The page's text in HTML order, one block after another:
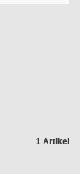
1 Artikel